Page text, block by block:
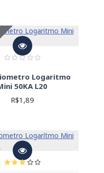
Logaritmo
50KA L20
R$1,89